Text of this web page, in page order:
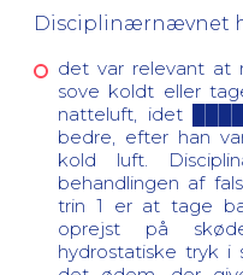
Disciplinærnævnet
det var relevant at
sove koldt eller
natteluft, idet
bedre, efter han
kold luft.
behandlingen af
trin 1 er at tage
oprejst på
hydrostatiske tryk i